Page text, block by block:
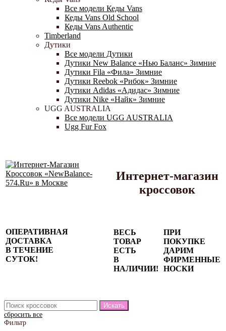
Все модели Кеды Vans
Кеды Vans Old School
Кеды Vans Authentic
Timberland
Дутики
Все модели Дутики
Дутики New Balance «Нью Баланс» Зимние
Дутики Fila «Фила» Зимние
Дутики Reebok «Рибок» Зимние
Дутики Adidas «Адидас» Зимние
Дутики Nike «Найк» Зимние
UGG AUSTRALIA
Все модели UGG AUSTRALIA
Ugg Fur Fox
Интернет-магазин
кроссовок
ОПЕРАТИВНАЯ
ДОСТАВКА
В ТЕЧЕНИЕ
СУТОК!
ВЕСЬ
ТОВАР
ЕСТЬ
В
НАЛИЧИИ!
ПРИ
ПОКУПКЕ
ДАРИМ
ФИРМЕННЫЕ
НОСКИ
сбросить все
Фильтр